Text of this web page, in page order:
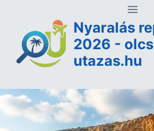
Nyaralás
2026 -
utazas.hu